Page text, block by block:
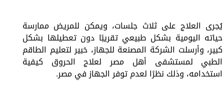
يُجرى العلاج على ثلاث جلسات، ويمكن للمريض ممارسة
حياته اليومية بشكل طبيعي تقريبًا دون تعطيلها بشكل
كبير، وأرسلت الشركة المصنعة للجهاز، خبير لتعليم الطاقم
الطبي لمستشفى أهل مصر لعلاج الحروق كيفية
استخدامه، وذلك نظرًا لعدم توفر الجهاز في مصر.